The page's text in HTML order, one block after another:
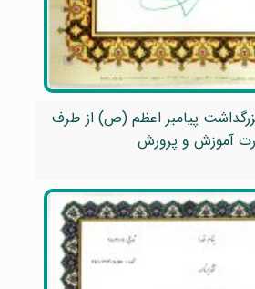
بزرگداشت پیامبر اعظم (ص) از طرف
آموزش و پرورش